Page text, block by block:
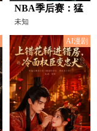
NBA季后赛：猛
龙VS骑士
20260419
未知
AI漫剧